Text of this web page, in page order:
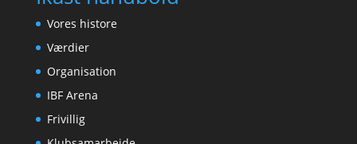
Vores histore
Værdier
Organisation
IBF Arena
Frivillig